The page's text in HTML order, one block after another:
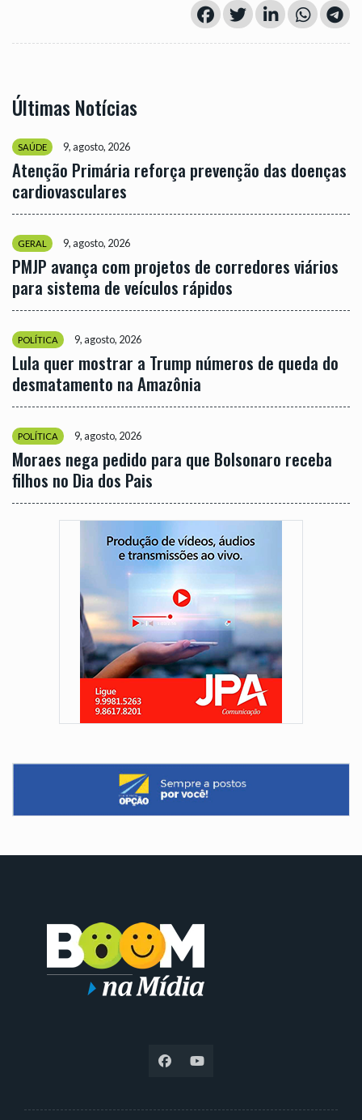
Últimas Notícias
SAÚDE 9, agosto, 2026
Atenção Primária reforça prevenção das doenças
cardiovasculares
GERAL 9, agosto, 2026
PMJP avança com projetos de corredores viários
para sistema de veículos rápidos
POLÍTICA 9, agosto, 2026
Lula quer mostrar a Trump números de queda do
desmatamento na Amazônia
POLÍTICA 9, agosto, 2026
Moraes nega pedido para que Bolsonaro receba
filhos no Dia dos Pais